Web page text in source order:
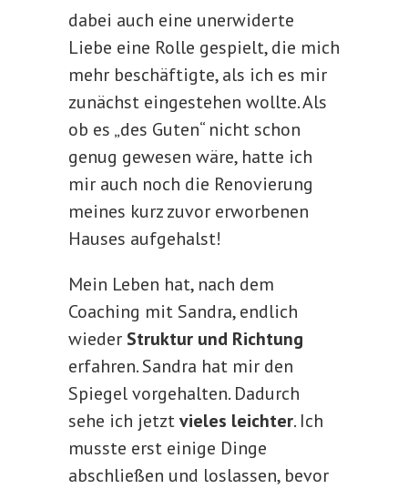
dabei auch eine unerwiderte
Liebe eine Rolle gespielt, die mich
mehr beschäftigte, als ich es mir
zunächst eingestehen wollte. Als
ob es „des Guten“ nicht schon
genug gewesen wäre, hatte ich
mir auch noch die Renovierung
meines kurz zuvor erworbenen
Hauses aufgehalst!
Mein Leben hat, nach dem
Coaching mit Sandra, endlich
wieder Struktur und Richtung
erfahren. Sandra hat mir den
Spiegel vorgehalten. Dadurch
sehe ich jetztvieles leichter. Ich
musste erst einige Dinge
abschließen und loslassen, bevor